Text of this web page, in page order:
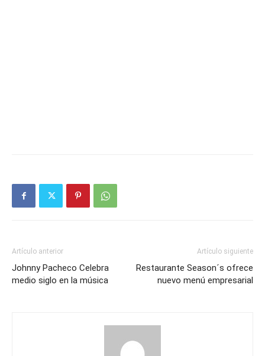
Artículo anterior
Johnny Pacheco Celebra
medio siglo en la música
Artículo siguiente
Restaurante Season´s ofrece
nuevo menú empresarial